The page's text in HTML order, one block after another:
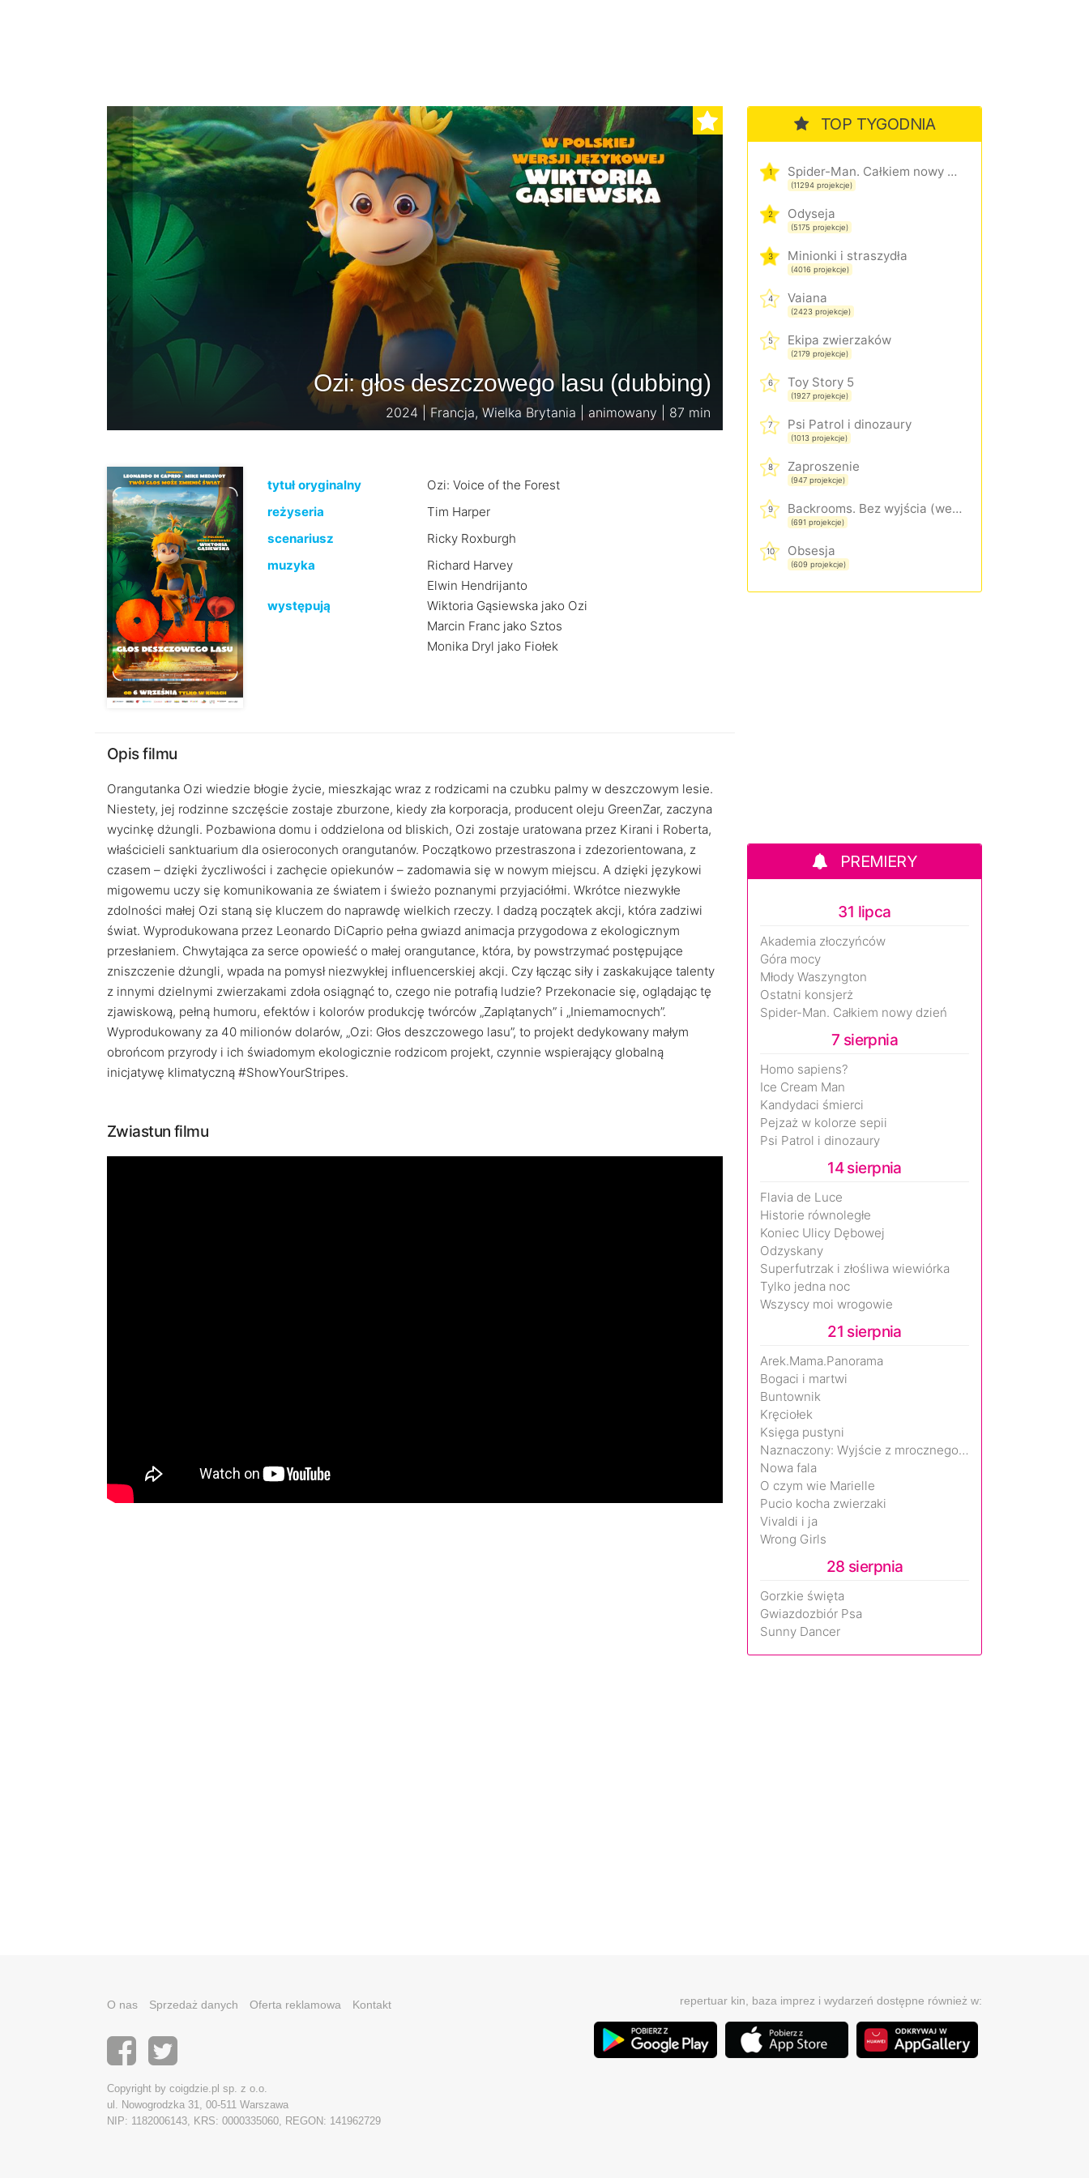
Ozi: głos deszczowego lasu (dubbing)
2024 | Francja, Wielka Brytania | animowany | 87 min
tytuł oryginalny
Ozi: Voice of the Forest
reżyseria
Tim Harper
scenariusz
Ricky Roxburgh
muzyka
Richard Harvey
Elwin Hendrijanto
występują
Wiktoria Gąsiewska jako Ozi
Marcin Franc jako Sztos
Monika Dryl jako Fiołek
Opis filmu
Orangutanka Ozi wiedzie błogie życie, mieszkając wraz z rodzicami na czubku palmy w deszczowym lesie.
Niestety, jej rodzinne szczęście zostaje zburzone, kiedy zła korporacja, producent oleju GreenZar, zaczyna
wycinkę dżungli. Pozbawiona domu i oddzielona od bliskich, Ozi zostaje uratowana przez Kirani i Roberta,
właścicieli sanktuarium dla osieroconych orangutanów. Początkowo przestraszona i zdezorientowana, z
czasem – dzięki życzliwości i zachęcie opiekunów – zadomawia się w nowym miejscu. A dzięki językowi
migowemu uczy się komunikowania ze światem i świeżo poznanymi przyjaciółmi. Wkrótce niezwykłe
zdolności małej Ozi staną się kluczem do naprawdę wielkich rzeczy. I dadzą początek akcji, która zadziwi
świat. Wyprodukowana przez Leonardo DiCaprio pełna gwiazd animacja przygodowa z ekologicznym
przesłaniem. Chwytająca za serce opowieść o małej orangutance, która, by powstrzymać postępujące
zniszczenie dżungli, wpada na pomysł niezwykłej influencerskiej akcji. Czy łącząc siły i zaskakujące talenty
z innymi dzielnymi zwierzakami zdoła osiągnąć to, czego nie potrafią ludzie? Przekonacie się, oglądając tę
zjawiskową, pełną humoru, efektów i kolorów produkcję twórców „Zaplątanych” i „Iniemamocnych”.
Wyprodukowany za 40 milionów dolarów, „Ozi: Głos deszczowego lasu”, to projekt dedykowany małym
obrońcom przyrody i ich świadomym ekologicznie rodzicom projekt, czynnie wspierający globalną
inicjatywę klimatyczną #ShowYourStripes.
Zwiastun filmu
TOP TYGODNIA
1 Spider-Man. Całkiem nowy dzień
(11294 projekcje)
2 Odyseja
(5175 projekcje)
3 Minionki i straszydła
(4016 projekcje)
4 Vaiana
(2423 projekcje)
5 Ekipa zwierzaków
(2179 projekcje)
6 Toy Story 5
(1927 projekcje)
7 Psi Patrol i dinozaury
(1013 projekcje)
8 Zaproszenie
(947 projekcje)
9 Backrooms. Bez wyjścia (wersja rozszerzona)
(691 projekcje)
10 Obsesja
(609 projekcje)
PREMIERY
31 lipca
Akademia złoczyńców
Góra mocy
Młody Waszyngton
Ostatni konsjerż
Spider-Man. Całkiem nowy dzień
7 sierpnia
Homo sapiens?
Ice Cream Man
Kandydaci śmierci
Pejzaż w kolorze sepii
Psi Patrol i dinozaury
14 sierpnia
Flavia de Luce
Historie równoległe
Koniec Ulicy Dębowej
Odzyskany
Superfutrzak i złośliwa wiewiórka
Tylko jedna noc
Wszyscy moi wrogowie
21 sierpnia
Arek.Mama.Panorama
Bogaci i martwi
Buntownik
Kręciołek
Księga pustyni
Naznaczony: Wyjście z mrocznego wymiaru
Nowa fala
O czym wie Marielle
Pucio kocha zwierzaki
Vivaldi i ja
Wrong Girls
28 sierpnia
Gorzkie święta
Gwiazdozbiór Psa
Sunny Dancer
O nas Sprzedaż danych Oferta reklamowa Kontakt
Copyright by coigdzie.pl sp. z o.o.
ul. Nowogrodzka 31, 00-511 Warszawa
NIP: 1182006143, KRS: 0000335060, REGON: 141962729
repertuar kin, baza imprez i wydarzeń dostępne również w: